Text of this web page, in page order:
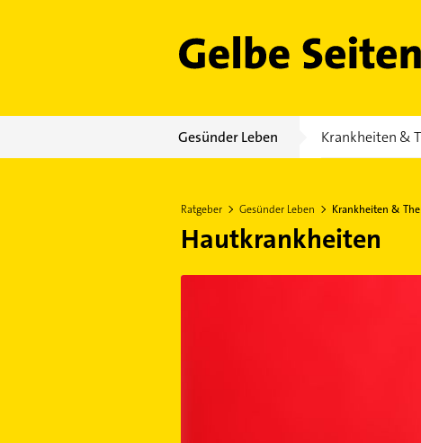
Gelbe Seiten
Gesünder Leben Krankheiten &
Ratgeber Gesünder Leben Krankheiten &
Hautkrankheiten